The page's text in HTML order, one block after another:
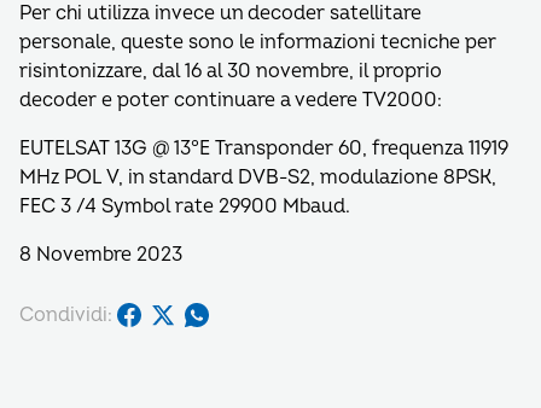
Per chi utilizza invece un decoder satellitare
personale, queste sono le informazioni tecniche per
risintonizzare, dal 16 al 30 novembre, il proprio
decoder e poter continuare a vedere TV2000:
EUTELSAT 13G @ 13°E Transponder 60, frequenza 11919
MHz POL V, in standard DVB-S2, modulazione 8PSK,
FEC 3 /4 Symbol rate 29900 Mbaud.
8 Novembre 2023
Condividi: